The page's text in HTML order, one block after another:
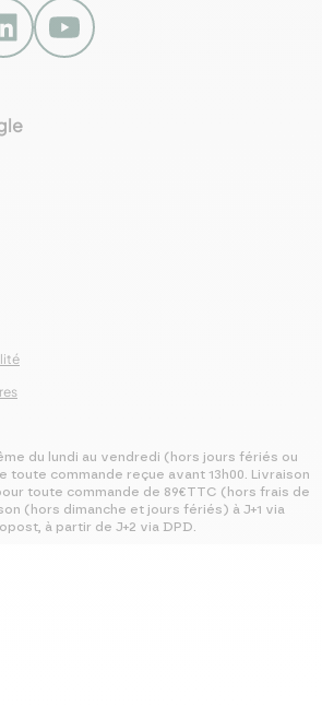
du lundi au vendredi (hors jours fériés ou
toute commande reçue avant 13h00. Livraison
toute commande de 89€TTC (hors frais de
(hors dimanche et jours fériés) à J+1 via
à partir de J+2 via DPD.